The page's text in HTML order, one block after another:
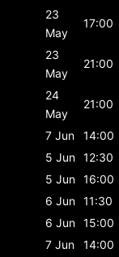
23
May
17:00
23
May
21:00
24
May
21:00
7 Jun
14:00
5 Jun 12:30
5 Jun 16:00
6 Jun 11:30
6 Jun 15:00
7 Jun 14:00